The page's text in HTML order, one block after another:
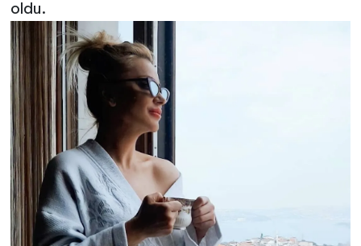
oldu.
OTOMOTİV
TEKNOLOJİ
YAŞAM
KÜLTÜR SANAT